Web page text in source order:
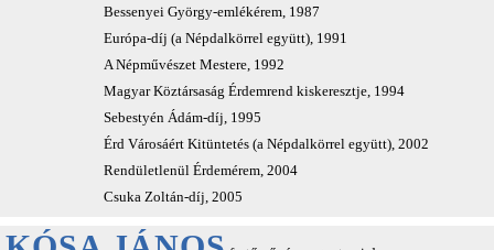
Bessenyei György-emlékérem, 1987
Európa-díj (a Népdalkörrel együtt), 1991
A Népművészet Mestere, 1992
Magyar Köztársaság Érdemrend kiskeresztje, 1994
Sebestyén Ádám-díj, 1995
Érd Városáért Kitüntetés (a Népdalkörrel együtt), 2002
Rendületlenül Érdemérem, 2004
Csuka Zoltán-díj, 2005